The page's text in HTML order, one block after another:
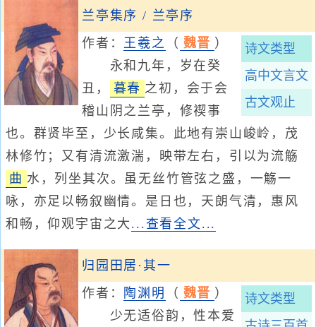
兰亭集序 / 兰亭序
诗文类型
高中文言文
古文观止
作者： 王羲之 （ 魏晋 ）
永和九年，岁在癸
丑，
暮春 之初，会于会
稽山阴之兰亭，修禊事
也。群贤毕至，少长咸集。此地有崇山峻岭，茂
林修竹；又有清流激湍，映带左右，引以为流觞
曲 水，列坐其次。虽无丝竹管弦之盛，一觞一
咏，亦足以畅叙幽情。是日也，天朗气清，惠风
和畅，仰观宇宙之大 ...查看全文...
归园田居·其一
诗文类型
作者： 陶渊明 （ 魏晋 ）
少无适俗韵，性本爱